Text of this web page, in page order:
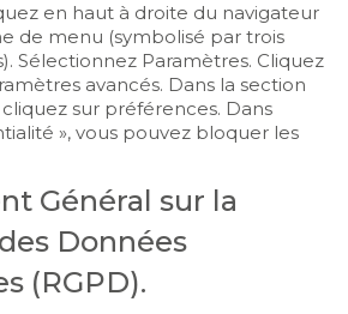
en haut à droite du navigateur
de menu (symbolisé par trois
Sélectionnez Paramètres. Cliquez
avancés. Dans la section
sur préférences. Dans
», vous pouvez bloquer les
Général sur la
Données
(RGPD).